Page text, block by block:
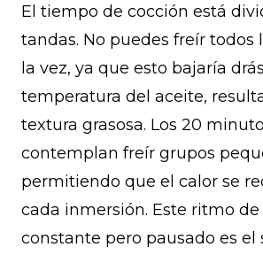
El tiempo de cocción está
tandas. No puedes freír todos
la vez, ya que esto bajaría
temperatura del aceite,
textura grasosa. Los 20
contemplan freír grupos
permitiendo que el calor se
cada inmersión. Este ritmo
constante pero pausado es el